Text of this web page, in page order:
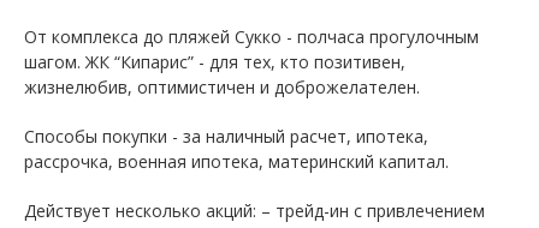
От комплекса до пляжей Сукко - полчаса прогулочным
шагом. ЖК “Кипарис” - для тех, кто позитивен,
жизнелюбив, оптимистичен и доброжелателен.
Способы покупки - за наличный расчет, ипотека,
рассрочка, военная ипотека, материнский капитал.
Действует несколько акций: – трейд-ин с привлечением